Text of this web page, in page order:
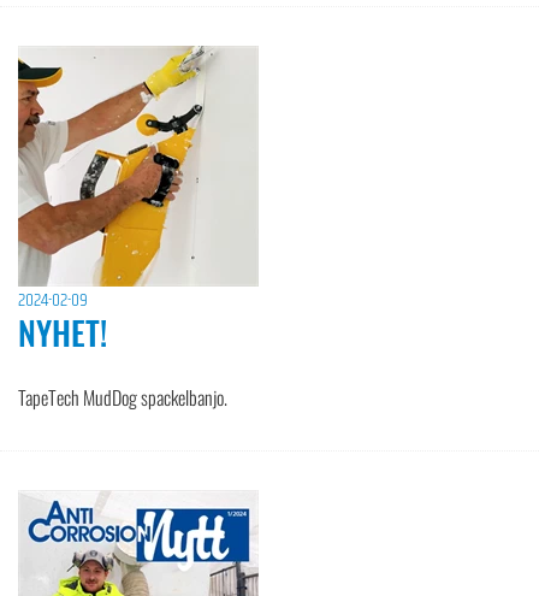
2024-02-09
NYHET!
TapeTech MudDog spackelbanjo.